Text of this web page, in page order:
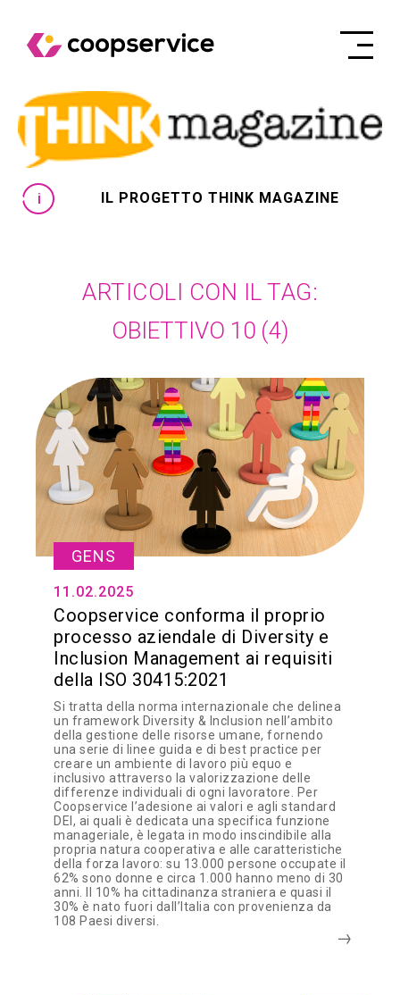
IL PROGETTO THINK MAGAZINE
OBIETTIVO 10 (4)
ARTICOLI CON IL TAG:
GENS
11.02.2025
Coopservice conforma il proprio
processo aziendale di Diversity e
Inclusion Management ai requisiti
della ISO 30415:2021
Si tratta della norma internazionale che delinea
un framework Diversity & Inclusion nell’ambito
della gestione delle risorse umane, fornendo
una serie di linee guida e di best practice per
creare un ambiente di lavoro più equo e
inclusivo attraverso la valorizzazione delle
differenze individuali di ogni lavoratore. Per
Coopservice l’adesione ai valori e agli standard
DEI, ai quali è dedicata una specifica funzione
manageriale, è legata in modo inscindibile alla
propria natura cooperativa e alle caratteristiche
della forza lavoro: su 13.000 persone occupate il
62% sono donne e circa 1.000 hanno meno di 30
anni. Il 10% ha cittadinanza straniera e quasi il
30% è nato fuori dall’Italia con provenienza da
108 Paesi diversi.